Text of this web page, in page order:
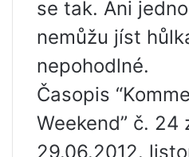
se tak. Ani
nemůžu jíst
nepohodlné.
Časopis
Weekend” č. 24
29.06.2012.